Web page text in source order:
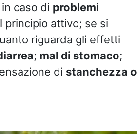
caso di problemi
principio attivo; se si
riguarda gli effetti
; mal di stomaco;
di stanchezza o